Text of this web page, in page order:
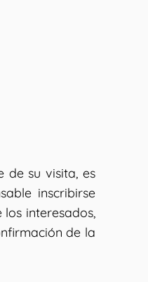
de su visita, es
inscribirse
interesados,
de la